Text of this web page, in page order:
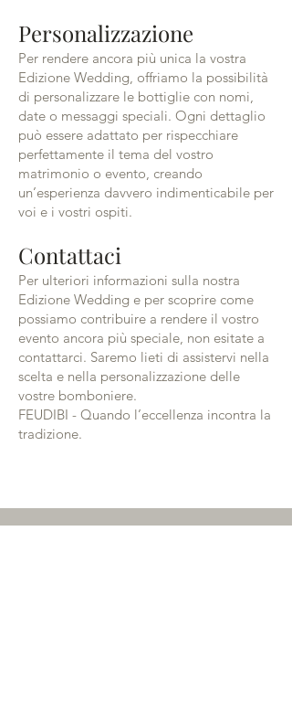
Personalizzazione
Per rendere ancora più unica la vostra
Edizione Wedding, offriamo la possibilità
di personalizzare le bottiglie con nomi,
date o messaggi speciali. Ogni dettaglio
può essere adattato per rispecchiare
perfettamente il tema del vostro
matrimonio o evento, creando
un’esperienza davvero indimenticabile per
voi e i vostri ospiti.
Contattaci
Per ulteriori informazioni sulla nostra
Edizione Wedding e per scoprire come
possiamo contribuire a rendere il vostro
evento ancora più speciale, non esitate a
contattarci. Saremo lieti di assistervi nella
scelta e nella personalizzazione delle
vostre bomboniere.
FEUDIBI - Quando l’eccellenza incontra la
tradizione.